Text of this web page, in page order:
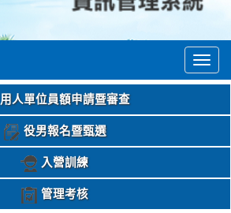
用人單位員額申請暨審查
役男報名暨甄選
入營訓練
管理考核